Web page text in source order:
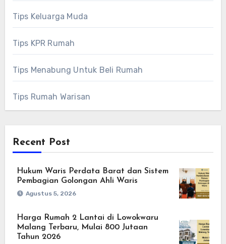
Tips Keluarga Muda
Tips KPR Rumah
Tips Menabung Untuk Beli Rumah
Tips Rumah Warisan
Recent Post
Hukum Waris Perdata Barat dan Sistem
Pembagian Golongan Ahli Waris
Agustus 5, 2026
Harga Rumah 2 Lantai di Lowokwaru
Malang Terbaru, Mulai 800 Jutaan
Tahun 2026